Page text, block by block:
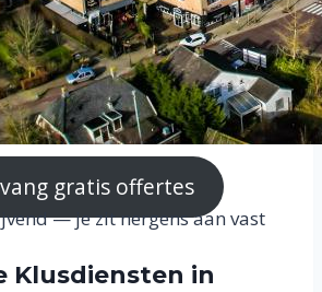
gratis offertes
— je zit nergens aan vast
Klusdiensten in